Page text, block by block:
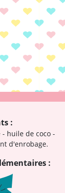
:
huile de coco -
d'enrobage.
: